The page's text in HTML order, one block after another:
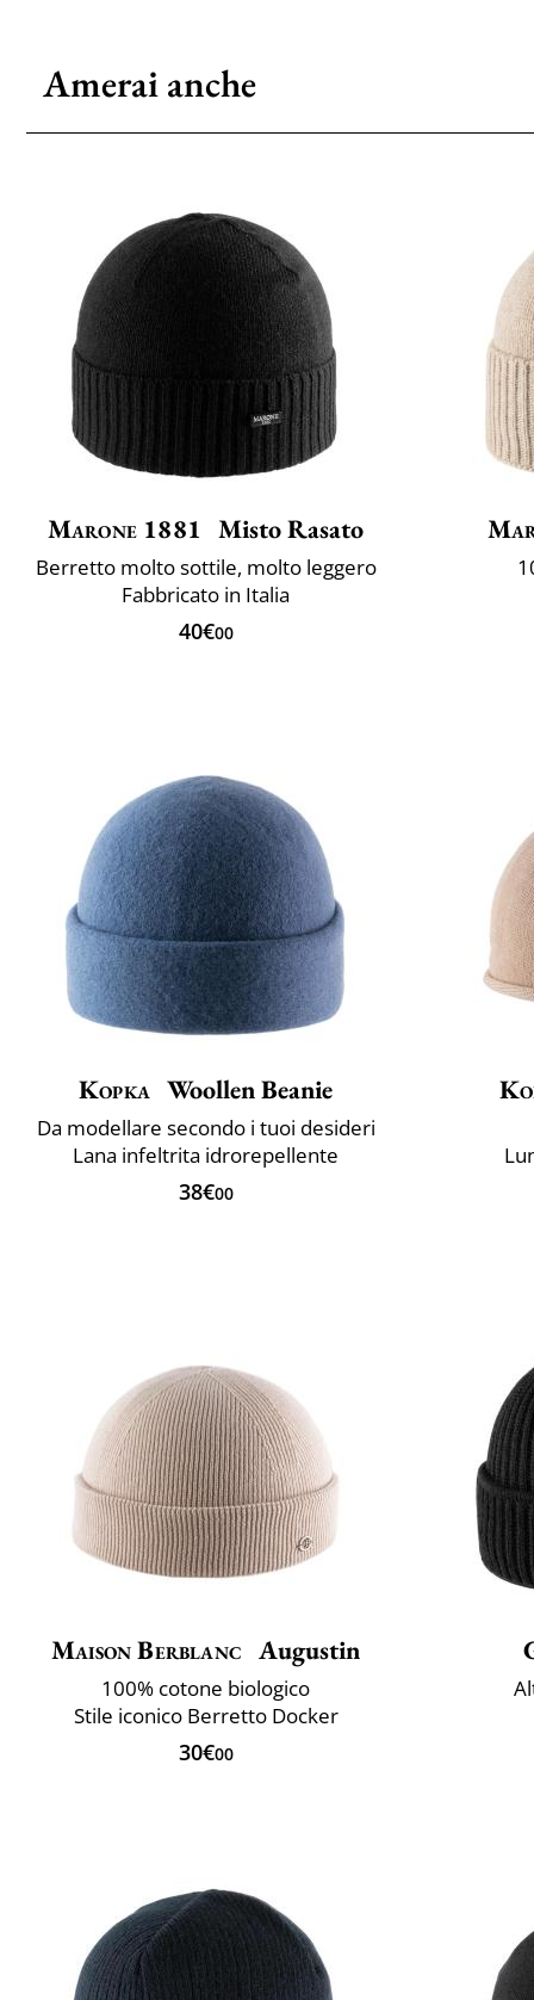
Amerai anche
Marone 1881 Misto Rasato
Berretto molto sottile, molto leggero
Fabbricato in Italia
40€00
Kopka Woollen Beanie
Da modellare secondo i tuoi desideri
Lana infeltrita idrorepellente
38€00
Maison Berblanc Augustin
100% cotone biologico
Stile iconico Berretto Docker
30€00